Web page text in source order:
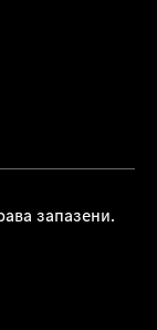
запазени.